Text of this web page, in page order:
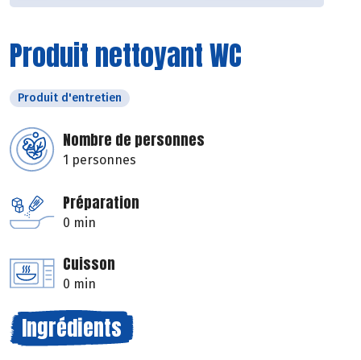
Produit nettoyant WC
Produit d'entretien
Nombre de personnes
1 personnes
Préparation
0 min
Cuisson
0 min
Ingrédients